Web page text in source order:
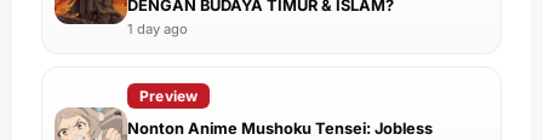
DENGAN BUDAYA TIMUR & ISLAM?
1 day ago
Preview
Nonton Anime Mushoku Tensei: Jobless